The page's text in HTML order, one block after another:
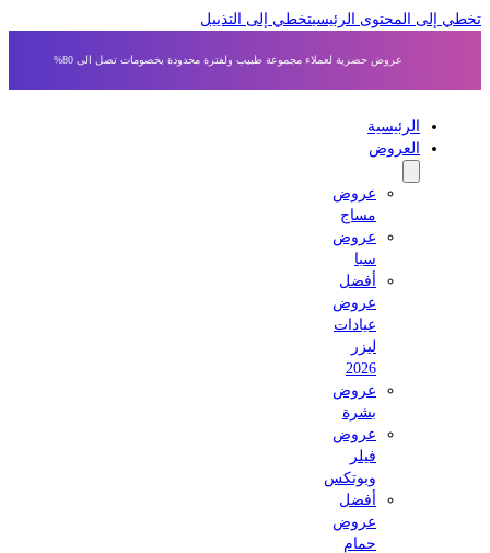
إلى المحتوى الرئيسي تخطي إلى التذييل
عروض حصرية لعملاء مجموعة طبيب ولفترة محدودة بخصومات تصل الى 80%
الرئيسية
العروض
عروض
مساج
عروض
أفضل
عروض
عيادات
عروض
بشرة
عروض
وبوتكس
أفضل
عروض
حمام